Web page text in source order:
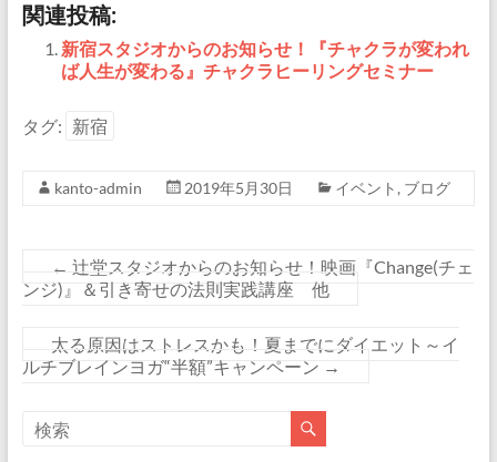
関連投稿:
新宿スタジオからのお知らせ！『チャクラが変われ
ば人生が変わる』チャクラヒーリングセミナー
タグ: 新宿
kanto-admin 2019年5月30日 イベント , ブログ
← 辻堂スタジオからのお知らせ！映画『Change(チェ
ンジ)』＆引き寄せの法則実践講座 他
太る原因はストレスかも！夏までにダイエット～イ
ルチブレインヨガ“半額”キャンペーン →